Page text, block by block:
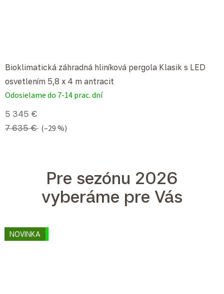
Bioklimatická záhradná hliníková pergola Klasik s LED
osvetlením 5,8 x 4 m antracit
Odosielame do 7-14 prac. dní
5 345 €
7 635 € (–29 %)
Pre sezónu 2026
vyberáme pre Vás
SKLADOM
NOVINKA
NOVINKA